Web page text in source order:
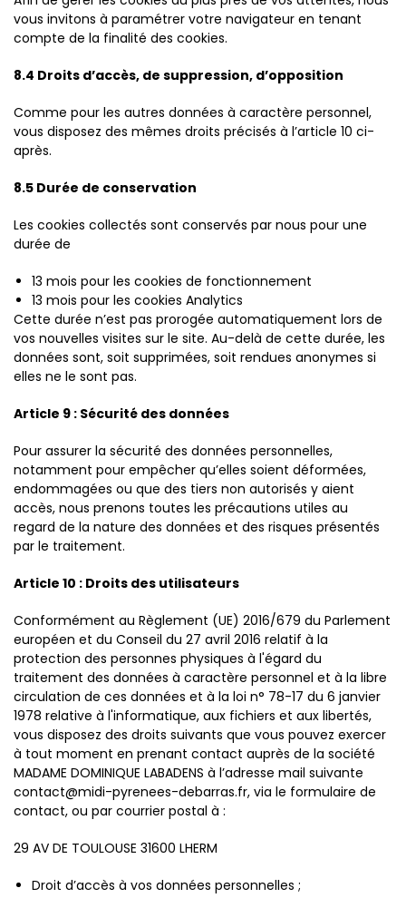
vous invitons à paramétrer votre navigateur en tenant
compte de la finalité des cookies.
8.4 Droits d’accès, de suppression, d’opposition
Comme pour les autres données à caractère personnel,
vous disposez des mêmes droits précisés à l’article 10 ci-
après.
8.5 Durée de conservation
Les cookies collectés sont conservés par nous pour une
durée de
13 mois pour les cookies de fonctionnement
13 mois pour les cookies Analytics
Cette durée n’est pas prorogée automatiquement lors de
vos nouvelles visites sur le site. Au-delà de cette durée, les
données sont, soit supprimées, soit rendues anonymes si
elles ne le sont pas.
Article 9 : Sécurité des données
Pour assurer la sécurité des données personnelles,
notamment pour empêcher qu’elles soient déformées,
endommagées ou que des tiers non autorisés y aient
accès, nous prenons toutes les précautions utiles au
regard de la nature des données et des risques présentés
par le traitement.
Article 10 : Droits des utilisateurs
Conformément au Règlement (UE) 2016/679 du Parlement
européen et du Conseil du 27 avril 2016 relatif à la
protection des personnes physiques à l'égard du
traitement des données à caractère personnel et à la libre
circulation de ces données et à la loi n° 78-17 du 6 janvier
1978 relative à l'informatique, aux fichiers et aux libertés,
vous disposez des droits suivants que vous pouvez exercer
à tout moment en prenant contact auprès de la société
MADAME DOMINIQUE LABADENS à l’adresse mail suivante
contact@midi-pyrenees-debarras.fr, via le formulaire de
contact, ou par courrier postal à :
29 AV DE TOULOUSE 31600 LHERM
Droit d’accès à vos données personnelles ;